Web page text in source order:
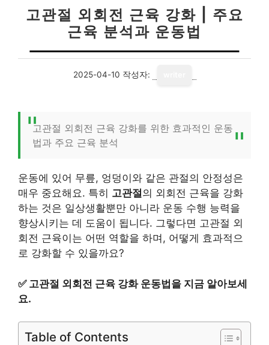
고관절 외회전 근육 강화 | 주요
근육 분석과 운동법
2025-04-10 작성자:
고관절 외회전 근육 강화를 위한 효과적인 운동
법과 주요 근육 분석
운동에 있어 무릎, 엉덩이와 같은 관절의 안정성은
매우 중요해요. 특히 고관절의 외회전 근육을 강화
하는 것은 일상생활뿐만 아니라 운동 수행 능력을
향상시키는 데 도움이 됩니다. 그렇다면 고관절 외
회전 근육이는 어떤 역할을 하며, 어떻게 효과적으
로 강화할 수 있을까요?
✅ 고관절 외회전 근육 강화 운동법을 지금 알아보세
요.
Table of Contents